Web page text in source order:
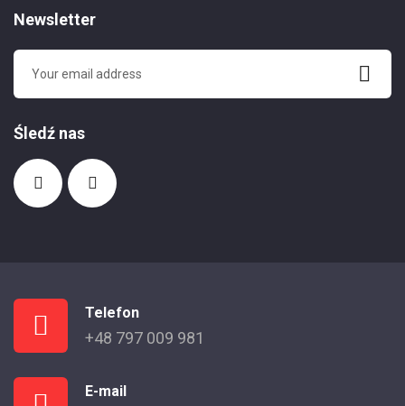
Newsletter
Śledź nas
Telefon
+48 797 009 981
E-mail